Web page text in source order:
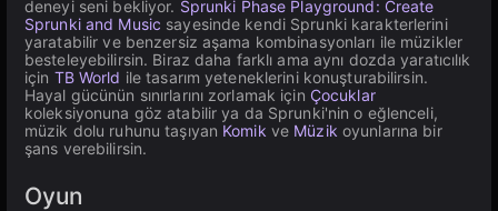
deneyi seni bekliyor. Sprunki Phase Playground: Create
Sprunki and Music sayesinde kendi Sprunki karakterlerini
yaratabilir ve benzersiz aşama kombinasyonları ile müzikler
besteleyebilirsin. Biraz daha farklı ama aynı dozda yaratıcılık
için TB World ile tasarım yeteneklerini konuşturabilirsin.
Hayal gücünün sınırlarını zorlamak için Çocuklar
koleksiyonuna göz atabilir ya da Sprunki'nin o eğlenceli,
müzik dolu ruhunu taşıyan Komik ve Müzik oyunlarına bir
şans verebilirsin.
Oyun